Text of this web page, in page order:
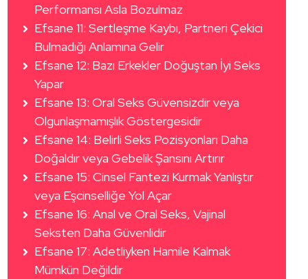
Performansı Asla Bozulmaz
Efsane 11: Sertleşme Kaybı, Partneri Çekici
Bulmadığı Anlamına Gelir
Efsane 12: Bazı Erkekler Doğuştan İyi Seks
Yapar
Efsane 13: Oral Seks Güvensizdir veya
Olgunlaşmamışlık Göstergesidir
Efsane 14: Belirli Seks Pozisyonları Daha
Doğaldır veya Gebelik Şansını Artırır
Efsane 15: Cinsel Fantezi Kurmak Yanlıştır
veya Eşcinselliğe Yol Açar
Efsane 16: Anal ve Oral Seks, Vajinal
Seksten Daha Güvenlidir
Efsane 17: Adetliyken Hamile Kalmak
Mümkün Değildir